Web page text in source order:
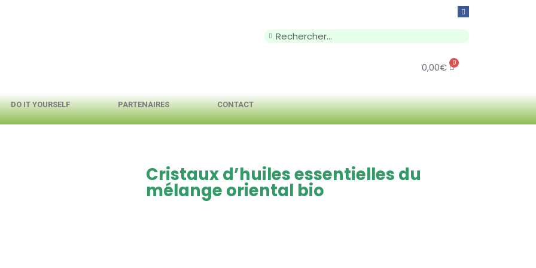
0,00€ 0
DO IT YOURSELF PARTENAIRES CONTACT
Cristaux d’huiles essentielles du
mélange oriental bio